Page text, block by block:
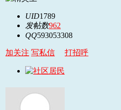
UID1789
发帖数962
QQ593053308
加关注 写私信 打招呼